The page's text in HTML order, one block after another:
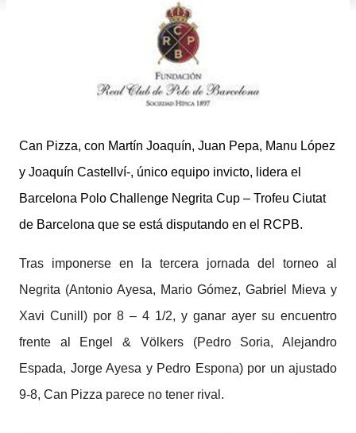
Can Pizza, con Martín Joaquín, Juan Pepa, Manu López
y Joaquín Castellví-, único equipo invicto, lidera el
Barcelona Polo Challenge Negrita Cup – Trofeu Ciutat
de Barcelona que se está disputando en el RCPB.
Tras imponerse en la tercera jornada del torneo al
Negrita (Antonio Ayesa, Mario Gómez, Gabriel Mieva y
Xavi Cunill) por 8 – 4 1/2, y ganar ayer su encuentro
frente al Engel & Völkers (Pedro Soria, Alejandro
Espada, Jorge Ayesa y Pedro Espona) por un ajustado
9-8, Can Pizza parece no tener rival.